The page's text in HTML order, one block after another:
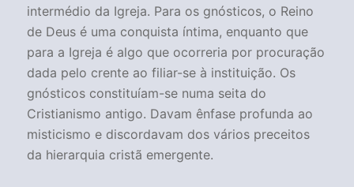
intermédio da Igreja. Para os gnósticos, o Reino
de Deus é uma conquista íntima, enquanto que
para a Igreja é algo que ocorreria por procuração
dada pelo crente ao filiar-se à instituição. Os
gnósticos constituíam-se numa seita do
Cristianismo antigo. Davam ênfase profunda ao
misticismo e discordavam dos vários preceitos
da hierarquia cristã emergente.